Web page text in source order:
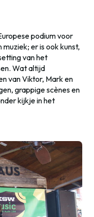
podium voor
er is ook kunst,
van het
Wat altijd
van Viktor, Mark en
grappige scènes en
kijkje in het